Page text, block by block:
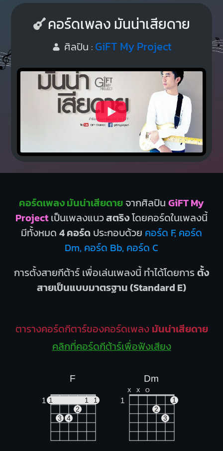
คอร์ดเพลง มันน่าเสียดาย
ศิลปิน : GiFT My Project
คอร์ดเพลง มันน่าเสียดาย จากศิลปิน GiFT My
Projectเป็นเพลงแนวสตริงโดยคอร์ดในเพลงนี้
มีทั้งหมด 4 คอร์ด ประกอบด้วย คอร์ด F, คอร์ด
Dm, คอร์ด Bb, คอร์ด C
การตั้งสายกีต้าร์ เพื่อเล่นเพลงนี้ ทำได้โดยการตั้ง
สายเป็นแบบมาตรฐาน (Standard E)
ตารางคอร์ดกีตาร์ของคอร์ดเพลง มันน่าเสียดาย
คลิกที่คอร์ดกีต้าร์เพื่อฟังเสียง
F
1 1 1
1
2
3
4
Dm
X X O
1
1
2
3